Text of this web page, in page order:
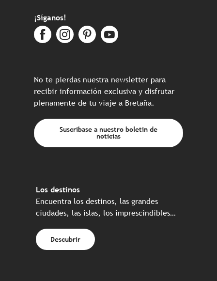
¡Síganos!
No te pierdas nuestra newsletter para
recibir información exclusiva y disfrutar
plenamente de tu viaje a Bretaña.
Suscríbase a nuestro boletín de
noticias
Los destinos
Encuentra los destinos, las grandes
ciudades, las islas, los imprescindibles…
Descubrir